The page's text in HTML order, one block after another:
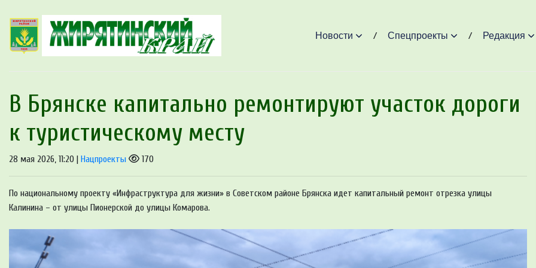
Новости Спецпроекты Редакция
В Брянске капитально ремонтируют участок дороги
к туристическому месту
28 мая 2026, 11:20 | Нацпроекты 170
По национальному проекту «Инфраструктура для жизни» в Советском районе Брянска идет капитальный ремонт отрезка улицы
Калинина – от улицы Пионерской до улицы Комарова.